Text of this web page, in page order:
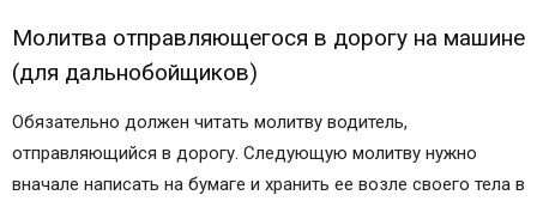
Молитва отправляющегося в дорогу на машине
(для дальнобойщиков)
Обязательно должен читать молитву водитель,
отправляющийся в дорогу. Следующую молитву нужно
вначале написать на бумаге и хранить ее возле своего тела в